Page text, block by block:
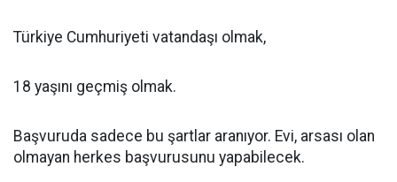
Türkiye Cumhuriyeti vatandaşı olmak,
18 yaşını geçmiş olmak.
Başvuruda sadece bu şartlar aranıyor. Evi, arsası olan
olmayan herkes başvurusunu yapabilecek.